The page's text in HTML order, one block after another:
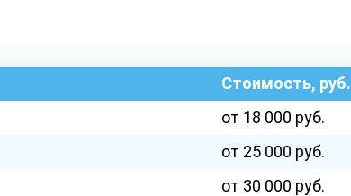
Стоимость, руб.
от 18 000 руб.
от 25 000 руб.
от 30 000 руб.